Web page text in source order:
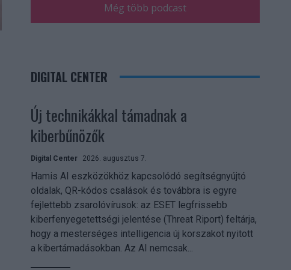
Még több podcast
DIGITAL CENTER
Új technikákkal támadnak a
kiberbűnözők
Digital Center 2026. augusztus 7.
Hamis AI eszközökhöz kapcsolódó segítségnyújtó
oldalak, QR-kódos csalások és továbbra is egyre
fejlettebb zsarolóvírusok: az ESET legfrissebb
kiberfenyegetettségi jelentése (Threat Riport) feltárja,
hogy a mesterséges intelligencia új korszakot nyitott
a kibertámadásokban. Az AI nemcsak...